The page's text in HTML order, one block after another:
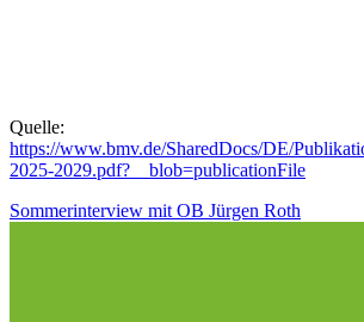
Quelle:
https://www.bmv.de/SharedDocs/DE/
2025-2029.pdf?__blob=publicationFile
Beitragsnavigation
Sommerinterview mit OB Jürgen Roth